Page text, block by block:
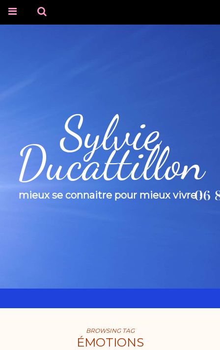
Sylvie
Ducattillon
mieux se connaitre pour mieux vivre !
BROWSING TAG
ÉMOTIONS